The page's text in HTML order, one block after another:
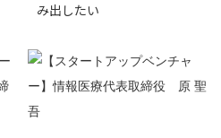
み出したい